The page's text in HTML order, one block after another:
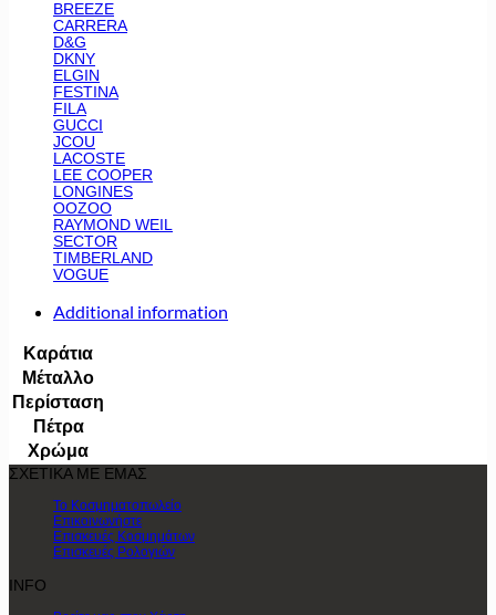
BREEZE
CARRERA
D&G
DKNY
ELGIN
FESTINA
FILA
GUCCI
JCOU
LACOSTE
LEE COOPER
LONGINES
OOZOO
RAYMOND WEIL
SECTOR
TIMBERLAND
VOGUE
Additional information
Καράτια
Μέταλλο
Περίσταση
Πέτρα
Χρώμα
ΣΧΕΤΙΚΑ ΜΕ ΕΜΑΣ
Το Κοσμηματοπωλείο
Επικοινωνήστε
Επισκευές Κοσμημάτων
Επισκευές Ρολογιών
INFO